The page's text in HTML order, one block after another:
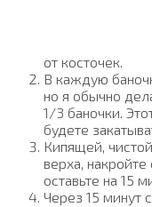
от косточек.
В каждую
но я обычно
1/3 баночки.
будете
Кипящей,
верха,
оставьте на 15
Через 15 минут